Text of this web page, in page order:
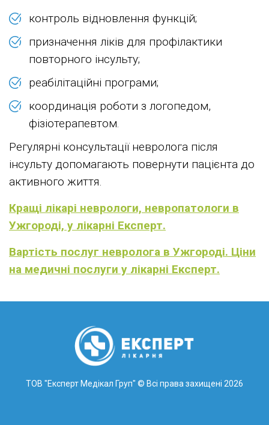
контроль відновлення функцій;
призначення ліків для профілактики
повторного інсульту;
реабілітаційні програми;
координація роботи з логопедом,
фізіотерапевтом.
Регулярні консультації невролога після
інсульту допомагають повернути пацієнта до
активного життя.
Кращі лікарі неврологи, невропатологи в
Ужгороді, у лікарні Експерт.
Вартість послуг невролога в Ужгороді. Ціни
на медичні послуги у лікарні Експерт.
ТОВ "Експерт Медікал Груп" © Всі права захищені 2026